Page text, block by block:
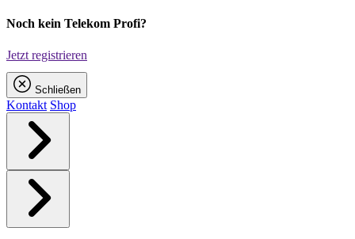
Noch kein Telekom Profi?
Jetzt registrieren
Schließen
Kontakt Shop